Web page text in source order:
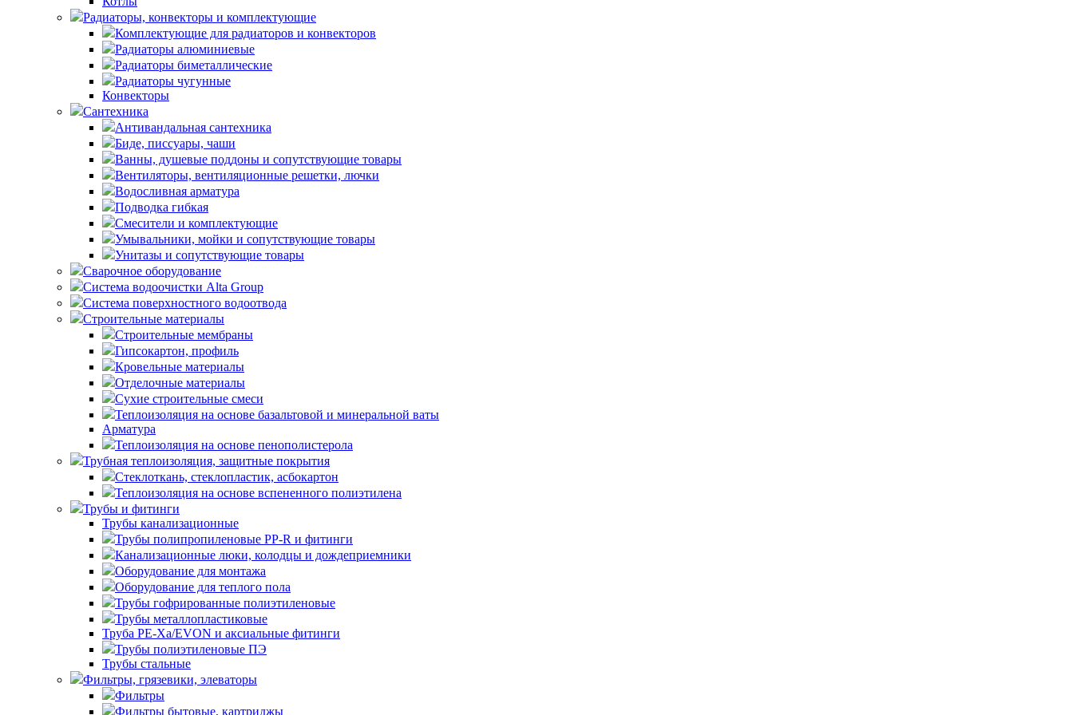
Радиаторы, конвекторы и комплектующие
Комплектующие для радиаторов и конвекторов
Радиаторы алюминиевые
Радиаторы биметаллические
Радиаторы чугунные
Конвекторы
Сантехника
Антивандальная сантехника
Биде, писсуары, чаши
Ванны, душевые поддоны и сопутствующие товары
Вентиляторы, вентиляционные решетки, лючки
Водосливная арматура
Подводка гибкая
Смесители и комплектующие
Умывальники, мойки и сопутствующие товары
Унитазы и сопутствующие товары
Сварочное оборудование
Система водоочистки Alta Group
Система поверхностного водоотвода
Строительные материалы
Строительные мембраны
Гипсокартон, профиль
Кровельные материалы
Отделочные материалы
Сухие строительные смеси
Теплоизоляция на основе базальтовой и минеральной ваты
Арматура
Теплоизоляция на основе пенополистерола
Трубная теплоизоляция, защитные покрытия
Стеклоткань, стеклопластик, асбокартон
Теплоизоляция на основе вспененного полиэтилена
Трубы и фитинги
Трубы канализационные
Трубы полипропиленовые PP-R и фитинги
Канализационные люки, колодцы и дождеприемники
Оборудование для монтажа
Оборудование для теплого пола
Трубы гофрированные полиэтиленовые
Трубы металлопластиковые
Труба PE-Xa/EVON и аксиальные фитинги
Трубы полиэтиленовые ПЭ
Трубы стальные
Фильтры, грязевики, элеваторы
Фильтры
Фильтры бытовые, картриджы